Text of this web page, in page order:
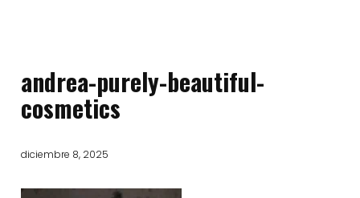
andrea-purely-beautiful-
cosmetics
diciembre 8, 2025